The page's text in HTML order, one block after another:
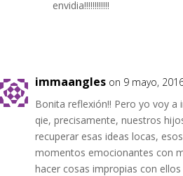
envidia!!!!!!!!!!!!
immaangles on 9 mayo,
Bonita reflexión!! Pero yo voy a
qie, precisamente, nuestros
recuperar esas ideas locas,
momentos emocionantes con
hacer cosas impropias con